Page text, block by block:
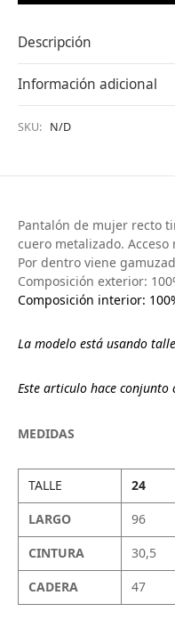
Descripción
Información adicional
SKU: N/D
Pantalón de mujer recto
cuero metalizado.
Por dentro viene
Composición exterior:
Composición interior:
La modelo está usando
Este articulo hace conjunto
MEDIDAS
TALLE 24
LARGO
96
CINTURA
30,5
CADERA
47